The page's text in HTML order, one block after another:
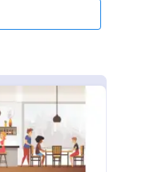
واختيار ألوان أو
يكون هناك حاجة